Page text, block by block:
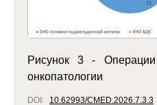
Рисунок 3 - Операции
онкопатологии
DOI: 10.62993/CMED.2026.7.3.3